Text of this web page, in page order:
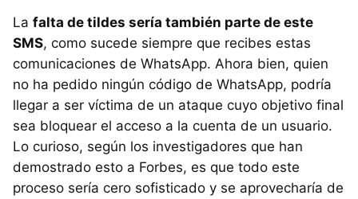
La falta de tildes sería también parte de este
SMS, como sucede siempre que recibes estas
comunicaciones de WhatsApp. Ahora bien, quien
no ha pedido ningún código de WhatsApp, podría
llegar a ser víctima de un ataque cuyo objetivo final
sea bloquear el acceso a la cuenta de un usuario.
Lo curioso, según los investigadores que han
demostrado esto a Forbes, es que todo este
proceso sería cero sofisticado y se aprovecharía de